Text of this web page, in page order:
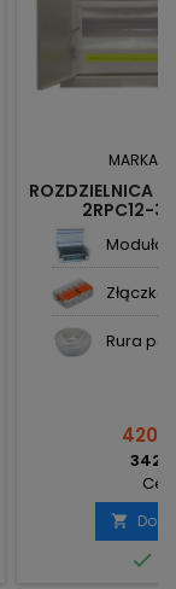
MARKA:
ROZDZIELNICA
2RPC12-
Złączka
Rura

